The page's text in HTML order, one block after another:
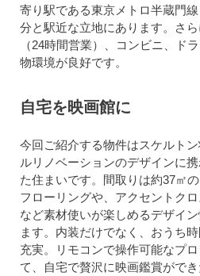
寄り駅である東京メトロ半蔵門
分と駅近な立地にあります。さ
（24時間営業）、コンビニ、ド
物環境が良好です。
自宅を映画館に
今回ご紹介する物件はスケルト
ルリノベーションのデザインに
た住まいです。間取りは約37㎡
フローリングや、アクセントク
など素材使いが楽しめるデザイ
ます。内装だけでなく、おうち
充実。リモコンで操作可能なプ
て、自宅で贅沢に映画鑑賞がで